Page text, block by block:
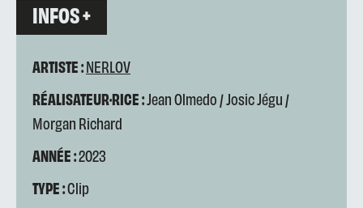
INFOS +
ARTISTE :NERLOV
RÉALISATEUR·RICE :Jean Olmedo / Josic Jégu /
Morgan Richard
ANNÉE :2023
TYPE :Clip